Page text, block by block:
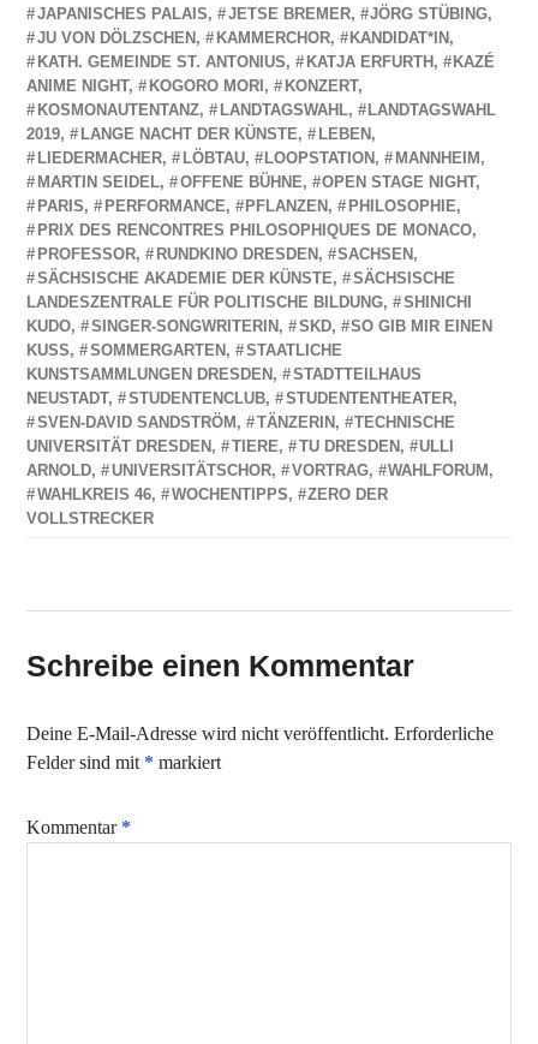
JAPANISCHES PALAIS, JETSE BREMER, JÖRG STÜBING,
JU VON DÖLZSCHEN, KAMMERCHOR, KANDIDAT*IN,
KATH. GEMEINDE ST. ANTONIUS, KATJA ERFURTH,
KAZÉ
ANIME NIGHT, KOGORO MORI, KONZERT,
KOSMONAUTENTANZ, LANDTAGSWAHL,
LANDTAGSWAHL
2019, LANGE NACHT DER KÜNSTE, LEBEN,
LIEDERMACHER, LÖBTAU, LOOPSTATION, MANNHEIM,
MARTIN SEIDEL, OFFENE BÜHNE, OPEN STAGE NIGHT,
PARIS, PERFORMANCE, PFLANZEN, PHILOSOPHIE,
PRIX DES RENCONTRES PHILOSOPHIQUES DE MONACO,
PROFESSOR, RUNDKINO DRESDEN, SACHSEN,
SÄCHSISCHE AKADEMIE DER KÜNSTE, SÄCHSISCHE
LANDESZENTRALE FÜR POLITISCHE BILDUNG, SHINICHI
KUDO, SINGER-SONGWRITERIN, SKD,
SO GIB MIR EINEN
KUSS, SOMMERGARTEN, STAATLICHE
KUNSTSAMMLUNGEN DRESDEN, STADTTEILHAUS
NEUSTADT, STUDENTENCLUB, STUDENTENTHEATER,
SVEN-DAVID SANDSTRÖM, TÄNZERIN,
TECHNISCHE
UNIVERSITÄT DRESDEN, TIERE, TU DRESDEN,
ULLI
ARNOLD, UNIVERSITÄTSCHOR, VORTRAG, WAHLFORUM,
WAHLKREIS 46, WOCHENTIPPS,
ZERO DER
VOLLSTRECKER
Schreibe einen Kommentar
Deine E-Mail-Adresse wird nicht veröffentlicht. Erforderliche
Felder sind mit * markiert
Kommentar *